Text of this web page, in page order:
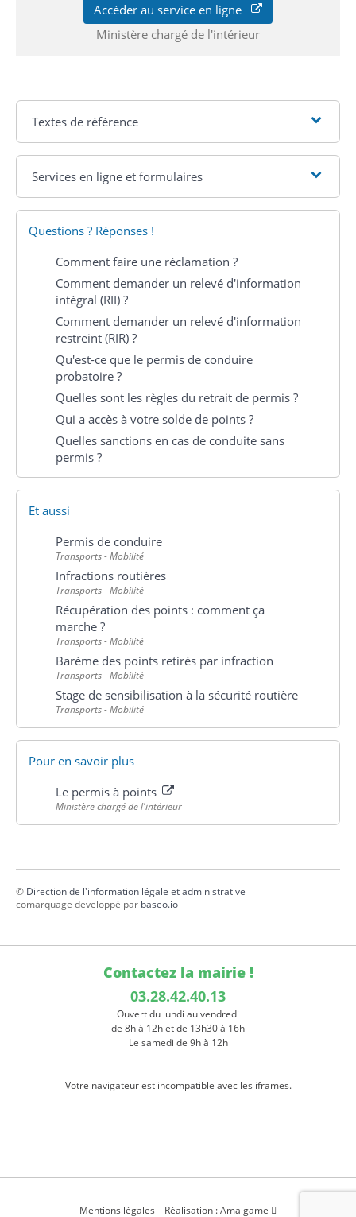
Accéder au service en ligne
Ministère chargé de l'intérieur
Textes de référence
Services en ligne et formulaires
Questions ? Réponses !
Comment faire une réclamation ?
Comment demander un relevé d'information
intégral (RII) ?
Comment demander un relevé d'information
restreint (RIR) ?
Qu'est-ce que le permis de conduire
probatoire ?
Quelles sont les règles du retrait de permis ?
Qui a accès à votre solde de points ?
Quelles sanctions en cas de conduite sans
permis ?
Et aussi
Permis de conduire
Transports - Mobilité
Infractions routières
Transports - Mobilité
Récupération des points : comment ça
marche ?
Transports - Mobilité
Barème des points retirés par infraction
Transports - Mobilité
Stage de sensibilisation à la sécurité routière
Transports - Mobilité
Pour en savoir plus
Le permis à points
Ministère chargé de l'intérieur
© Direction de l'information légale et administrative
comarquage developpé par baseo.io
Contactez la mairie !
03.28.42.40.13
Ouvert du lundi au vendredi
de 8h à 12h et de 13h30 à 16h
Le samedi de 9h à 12h
Votre navigateur est incompatible avec les iframes.
Mentions légales Réalisation : Amalgame